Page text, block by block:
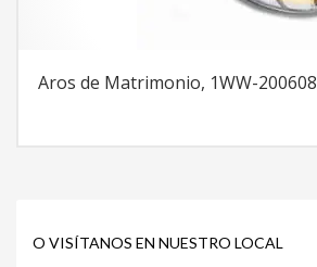
Aros de Matrimonio, 1WW-200608
O VISÍTANOS EN NUESTRO LOCAL